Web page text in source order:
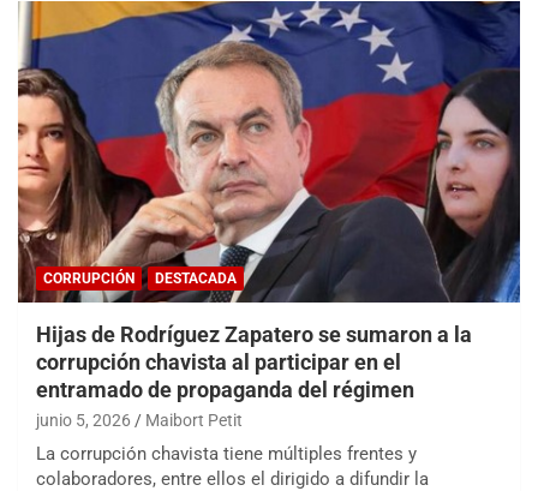
CORRUPCIÓN DESTACADA
Hijas de Rodríguez Zapatero se sumaron a la
corrupción chavista al participar en el
entramado de propaganda del régimen
junio 5, 2026 Maibort Petit
La corrupción chavista tiene múltiples frentes y
colaboradores, entre ellos el dirigido a difundir la